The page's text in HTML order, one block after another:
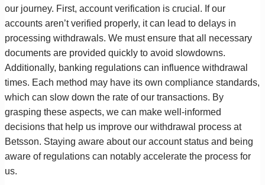
our journey. First, account verification is crucial. If our
accounts aren’t verified properly, it can lead to delays in
processing withdrawals. We must ensure that all necessary
documents are provided quickly to avoid slowdowns.
Additionally, banking regulations can influence withdrawal
times. Each method may have its own compliance standards,
which can slow down the rate of our transactions. By
grasping these aspects, we can make well-informed
decisions that help us improve our withdrawal process at
Betsson. Staying aware about our account status and being
aware of regulations can notably accelerate the process for
us.